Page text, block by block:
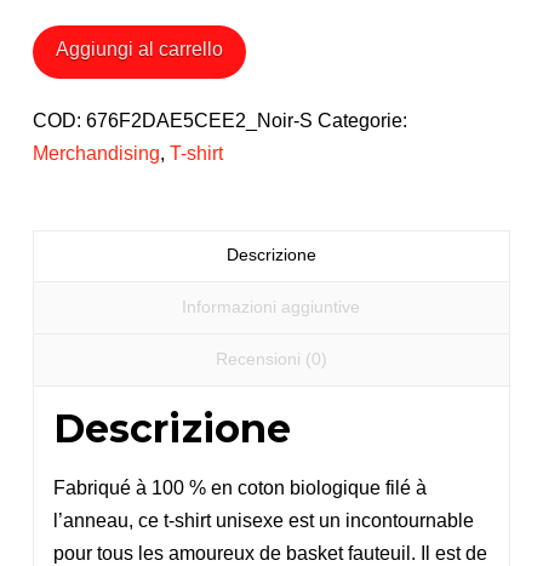
Wheelchair
Basketball
Aggiungi al carrello
COD: 676F2DAE5CEE2_Noir-S Categorie:
Merchandising, T-shirt
Descrizione
Informazioni aggiuntive
Recensioni (0)
Descrizione
Fabriqué à 100 % en coton biologique filé à
l’anneau, ce t-shirt unisexe est un incontournable
pour tous les amoureux de basket fauteuil. Il est de